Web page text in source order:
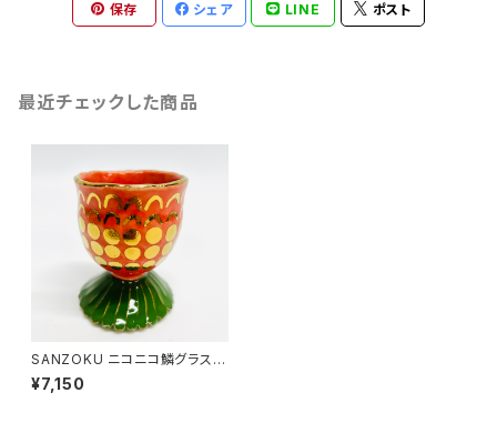
保存 シェア LINE ポスト
最近チェックした商品
SANZOKU ニコニコ鱗グラス
1
¥7,150